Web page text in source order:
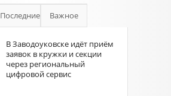
Последние Важное
В Заводоуковске идёт приём
заявок в кружки и секции
через региональный
цифровой сервис